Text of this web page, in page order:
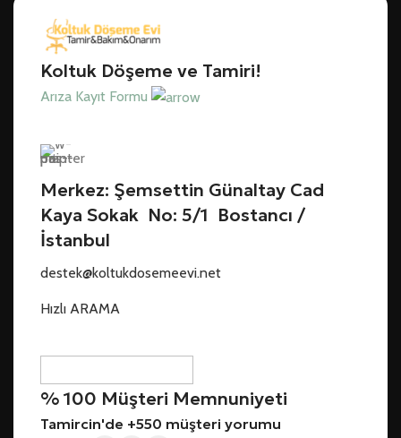
Koltuk Döşeme ve Tamiri!
Arıza Kayıt Formu
Merkez: Şemsettin Günaltay Cad
Kaya Sokak No: 5/1 Bostancı /
İstanbul
destek@koltukdosemeevi.net
Hızlı ARAMA
% 100 Müşteri Memnuniyeti
Tamircin'de +550 müşteri yorumu